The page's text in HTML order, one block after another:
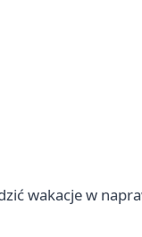
wakacje w